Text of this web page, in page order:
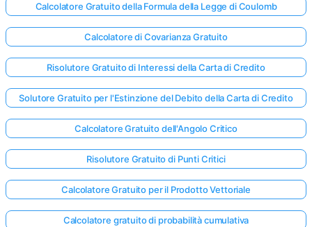
Calcolatore Gratuito della Formula della Legge di Coulomb
Calcolatore di Covarianza Gratuito
Risolutore Gratuito di Interessi della Carta di Credito
Solutore Gratuito per l'Estinzione del Debito della Carta di Credito
Calcolatore Gratuito dell'Angolo Critico
Risolutore Gratuito di Punti Critici
Calcolatore Gratuito per il Prodotto Vettoriale
Calcolatore gratuito di probabilità cumulativa